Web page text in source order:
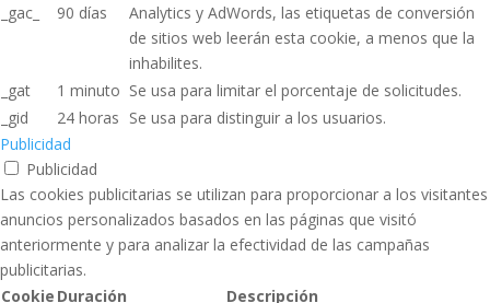
_gac_ 90 días
Analytics y AdWords, las etiquetas de conversión
de sitios web leerán esta cookie, a menos que la
inhabilites.
_gat
1 minuto Se usa para limitar el porcentaje de solicitudes.
_gid
24 horas Se usa para distinguir a los usuarios.
Publicidad
Publicidad
Las cookies publicitarias se utilizan para proporcionar a los visitantes
anuncios personalizados basados ​​en las páginas que visitó
anteriormente y para analizar la efectividad de las campañas
publicitarias.
Cookie Duración Descripción